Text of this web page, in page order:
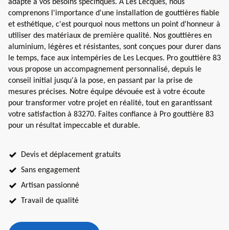
adapté à vos besoins spécifiques. À Les Lecques, nous
comprenons l'importance d'une installation de gouttières fiable
et esthétique, c'est pourquoi nous mettons un point d'honneur à
utiliser des matériaux de première qualité. Nos gouttières en
aluminium, légères et résistantes, sont conçues pour durer dans
le temps, face aux intempéries de Les Lecques. Pro gouttière 83
vous propose un accompagnement personnalisé, depuis le
conseil initial jusqu'à la pose, en passant par la prise de
mesures précises. Notre équipe dévouée est à votre écoute
pour transformer votre projet en réalité, tout en garantissant
votre satisfaction à 83270. Faites confiance à Pro gouttière 83
pour un résultat impeccable et durable.
Devis et déplacement gratuits
Sans engagement
Artisan passionné
Travail de qualité